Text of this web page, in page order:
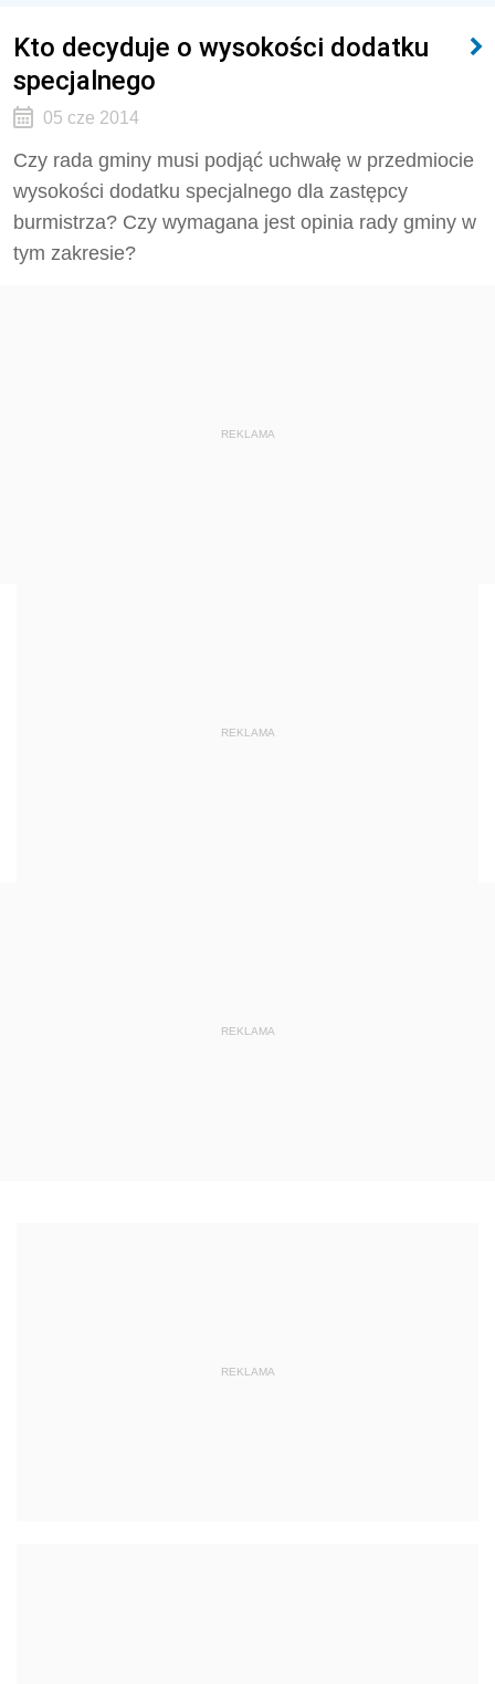
Kto decyduje o wysokości dodatku
specjalnego
05 cze 2014
Czy rada gminy musi podjąć uchwałę w przedmiocie
wysokości dodatku specjalnego dla zastępcy
burmistrza? Czy wymagana jest opinia rady gminy w
tym zakresie?
REKLAMA
REKLAMA
REKLAMA
REKLAMA